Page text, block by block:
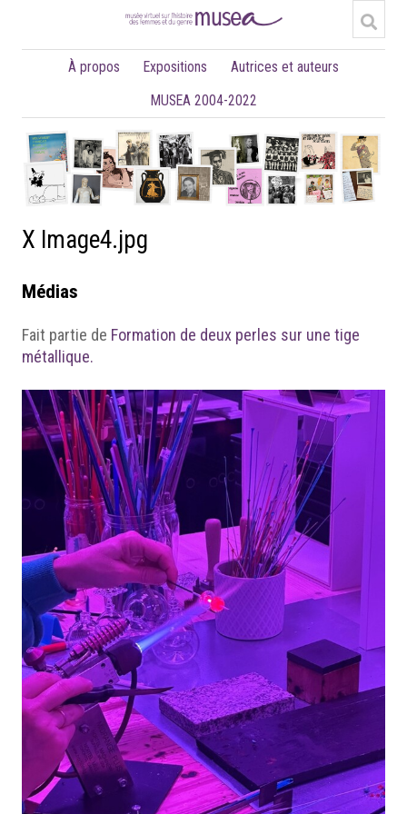
À propos Expositions
Autrices et auteurs
MUSEA 2004-2022
X Image4.jpg
Médias
Fait partie de Formation de deux perles sur une tige
métallique.